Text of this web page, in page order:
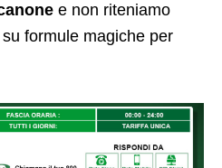
e non riteniamo
formule magiche per